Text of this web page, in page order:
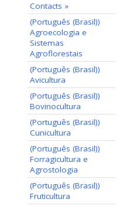
Contacts »
(Português (Brasil))
Agroecologia e
Sistemas
Agroflorestais
(Português (Brasil))
Avicultura
(Português (Brasil))
Bovinocultura
(Português (Brasil))
Cunicultura
(Português (Brasil))
Forragicultura e
Agrostologia
(Português (Brasil))
Fruticultura